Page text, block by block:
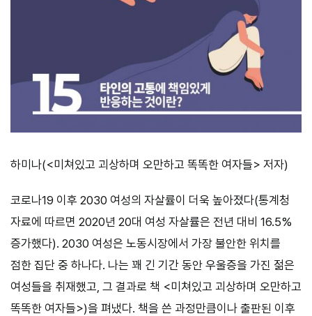
하미나(<미쳐있고 괴상하며 오만하고 똑똑한 여자들> 저자)
코로나19 이후 2030 여성의 자살률이 더욱 높아졌다(통계청
자료에 따르면 2020년 20대 여성 자살률은 전년 대비 16.5%
증가했다). 2030 여성은 노동시장에서 가장 불안한 위치를
점한 집단 중 하나다. 나는 꽤 긴 기간 동안 우울증을 가진 젊은
여성들을 취재했고, 그 결과로 책 <미쳐있고 괴상하며 오만하고
똑똑한 여자들>)을 펴냈다. 책을 쓴 과정만큼이나 출판된 이후